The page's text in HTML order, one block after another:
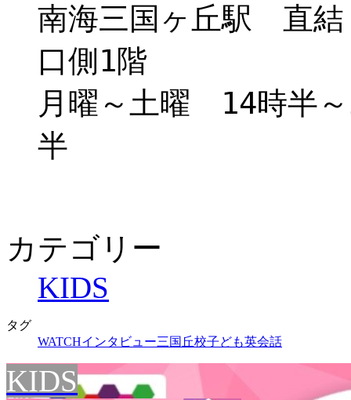
南海三国ヶ丘駅 直
口側1階
月曜～土曜 14時半～
半
カテゴリー
KIDS
タグ
WATCHインタビュー三国丘校子ども英会話
KIDS